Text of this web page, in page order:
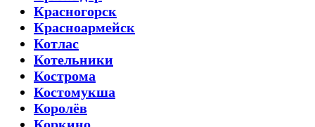
Красногорск
Красноармейск
Котлас
Котельники
Кострома
Костомукша
Королёв